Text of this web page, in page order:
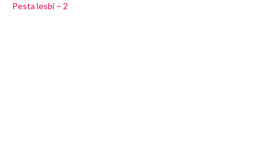
Pesta lesbi – 2